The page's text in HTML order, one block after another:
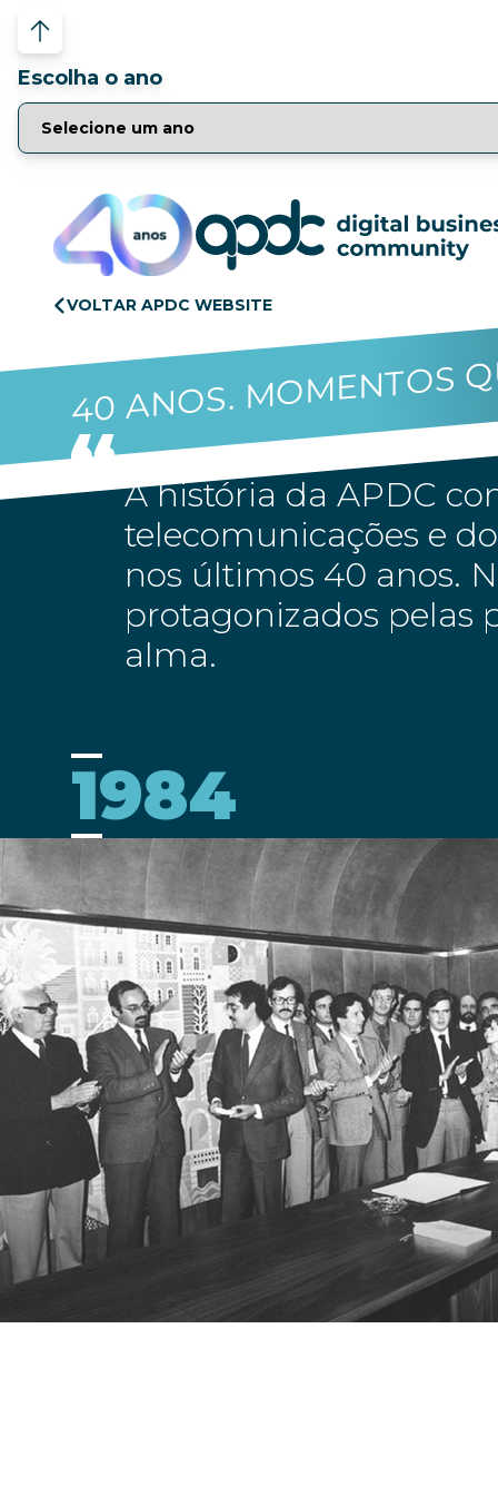
Escolha o ano
VOLTAR APDC WEBSITE
40 ANOS. MOMENTOS
A história da APDC
telecomunicações e
nos últimos 40 anos.
protagonizados pelas
alma.
1984